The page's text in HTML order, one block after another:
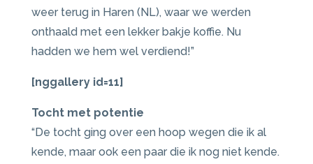
weer terug in Haren (NL), waar we werden
onthaald met een lekker bakje koffie. Nu
hadden we hem wel verdiend!”
[nggallery id=11]
Tocht met potentie
“De tocht ging over een hoop wegen die ik al
kende, maar ook een paar die ik nog niet kende.